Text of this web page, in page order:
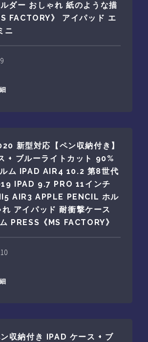
ダー おしゃれ 紙のような描
FACTORY》 アイパッド エ
ニ
新型対応【ペン収納付き】
+ ブルーライトカット 90%
ム IPAD AIR4 10.2 第8世代
IPAD 9.7 PRO 11インチ
AIR3 APPLE PENCIL ホル
アイパッド 耐衝撃ケース
PRESS《MS FACTORY》
収納付き IPAD ケース + ブ